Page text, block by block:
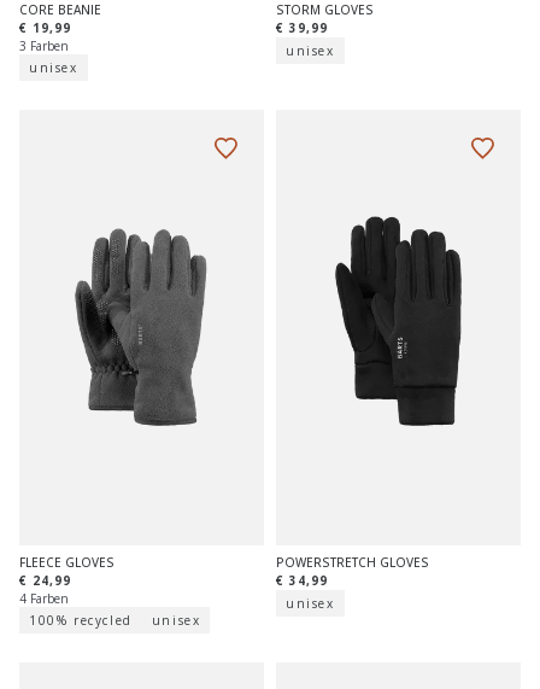
CORE BEANIE
€ 19,99
3 Farben
unisex
STORM GLOVES
€ 39,99
unisex
FLEECE GLOVES
€ 24,99
4 Farben
100% recycled
unisex
POWERSTRETCH GLOVES
€ 34,99
unisex